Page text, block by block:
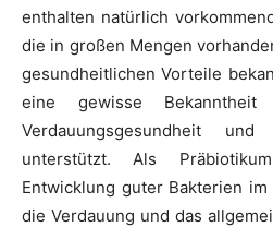
enthalten natürlich
die in großen Mengen
gesundheitlichen Vorteile
eine gewisse
Verdauungsgesundheit
unterstützt. Als
Entwicklung guter Bakterien
die Verdauung und das